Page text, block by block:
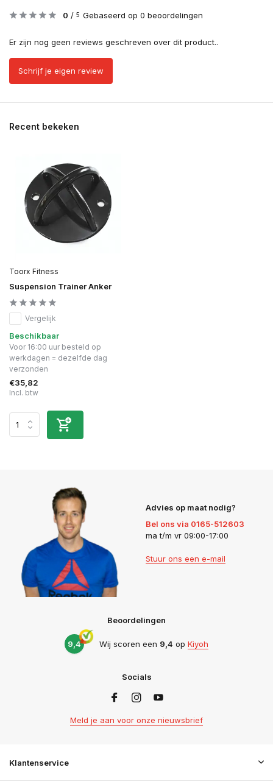
0 / 5 Gebaseerd op 0 beoordelingen
Er zijn nog geen reviews geschreven over dit product..
Schrijf je eigen review
Recent bekeken
Toorx Fitness
Suspension Trainer Anker
Vergelijk
Beschikbaar
Voor 16:00 uur besteld op
werkdagen = dezelfde dag
verzonden
€35,82
Incl. btw
Advies op maat nodig?
Bel ons via 0165-512603
ma t/m vr 09:00-17:00
Stuur ons een e-mail
Beoordelingen
9,4 Wij scoren een 9,4 op Kiyoh
Socials
Meld je aan voor onze nieuwsbrief
Klantenservice